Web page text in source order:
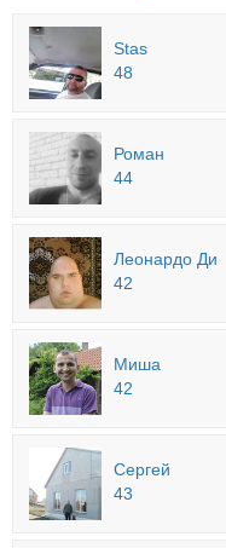
Stas
48
Роман
44
Леонардо Ди
42
Миша
42
Сергей
43